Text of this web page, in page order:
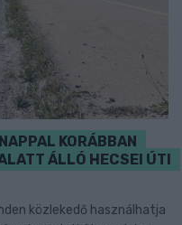
KORÁBBAN
ÁLLÓ HECSEI ÚTI
közlekedő használhatja